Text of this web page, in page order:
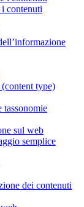
contenuti
type)
tassonomie
sul web
semplice
dei contenuti